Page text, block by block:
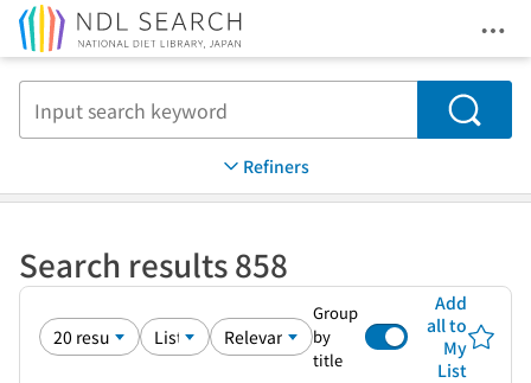
Search
Refiners
Search results 858
Group
by
title
Add
all to
My
List